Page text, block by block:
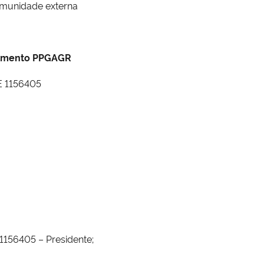
externa
PPGAGR
1156405
– Presidente;